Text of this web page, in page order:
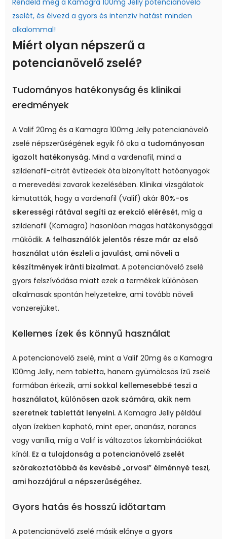
zselét, és élvezd a gyors és intenzív hatást minden
alkalommal!
Miért olyan népszerű a
potencianövelő zselé?
Tudományos hatékonyság és klinikai
eredmények
A Valif 20mg és a Kamagra 100mg Jelly potencianövelő
zselé népszerűségének egyik fő oka a tudományosan
igazolt hatékonyság. Mind a vardenafil, mind a
szildenafil-citrát évtizedek óta bizonyított hatóanyagok
a merevedési zavarok kezelésében. Klinikai vizsgálatok
kimutatták, hogy a vardenafil (Valif) akár 80%-os
sikerességi rátával segíti az erekció elérését, míg a
szildenafil (Kamagra) hasonlóan magas hatékonysággal
működik. A felhasználók jelentős része már az első
használat után észleli a javulást, ami növeli a
készítmények iránti bizalmat. A potencianövelő zselé
gyors felszívódása miatt ezek a termékek különösen
alkalmasak spontán helyzetekre, ami tovább növeli
vonzerejüket.
Kellemes ízek és könnyű használat
A potencianövelő zselé, mint a Valif 20mg és a Kamagra
100mg Jelly, nem tabletta, hanem gyümölcsös ízű zselé
formában érkezik, ami sokkal kellemesebbé teszi a
használatot, különösen azok számára, akik nem
szeretnek tablettát lenyelni. A Kamagra Jelly például
olyan ízekben kapható, mint eper, ananász, narancs
vagy vanília, míg a Valif is változatos ízkombinációkat
kínál. Ez a tulajdonság a potencianövelő zselét
szórakoztatóbbá és kevésbé „orvosi” élménnyé teszi,
ami hozzájárul a népszerűségéhez.
Gyors hatás és hosszú időtartam
A potencianövelő zselé másik előnye a gyors